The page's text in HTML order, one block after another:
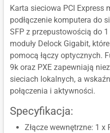
Karta sieciowa PCI Express
podłączenie komputera do
SFP z przepustowością do
moduły Delock Gigabit,
pomocą łączy optycznych.
9k oraz PXE zapewniają
sieciach lokalnych, a
połączenia i aktywności.
Specyfikacja:
Złącze wewnętrzne: 1 x